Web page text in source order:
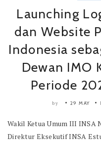
Launching
dan Website
Indonesia
Dewan IMO
Periode
by 29 MAY
Wakil Ketua Umum III INSA
Direktur Eksekutif INSA